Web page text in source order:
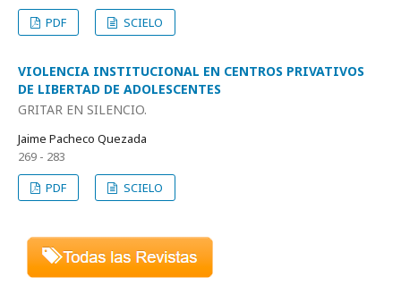
PDF
SCIELO
VIOLENCIA INSTITUCIONAL EN CENTROS PRIVATIVOS
DE LIBERTAD DE ADOLESCENTES
GRITAR EN SILENCIO.
Jaime Pacheco Quezada
269 - 283
PDF
SCIELO